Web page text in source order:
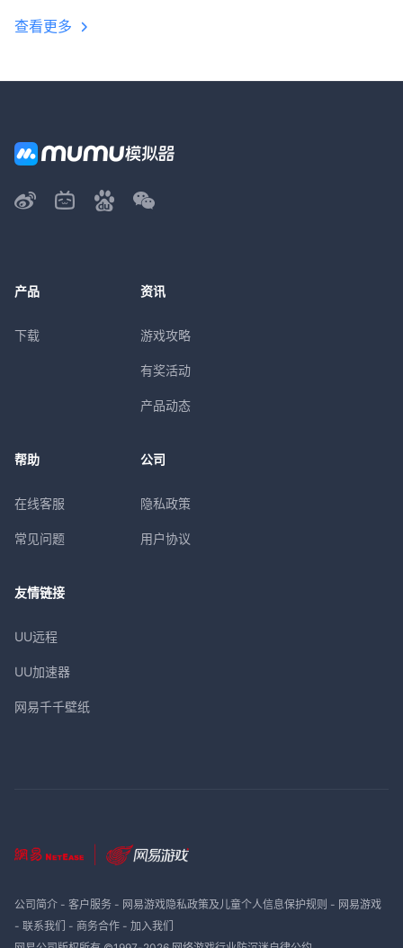
查看更多
产品
下载
资讯
游戏攻略
有奖活动
产品动态
帮助
在线客服
常见问题
公司
隐私政策
用户协议
友情链接
UU远程
UU加速器
网易千千壁纸
公司简介- 客户服务- 网易游戏隐私政策及儿童个人信息保护规则 - 网易游戏
- 联系我们 - 商务合作- 加入我们